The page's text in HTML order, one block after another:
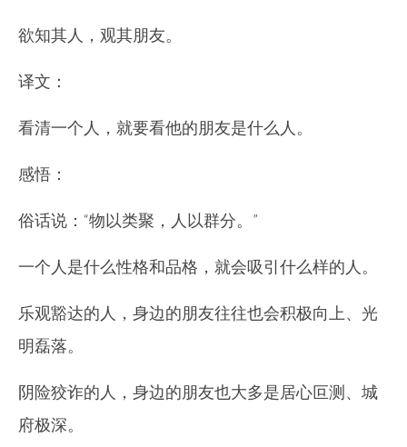
欲知其人，观其朋友。
译文：
看清一个人，就要看他的朋友是什么人。
感悟：
俗话说：“物以类聚，人以群分。”
一个人是什么性格和品格，就会吸引什么样的人。
乐观豁达的人，身边的朋友往往也会积极向上、光
明磊落。
阴险狡诈的人，身边的朋友也大多是居心叵测、城
府极深。